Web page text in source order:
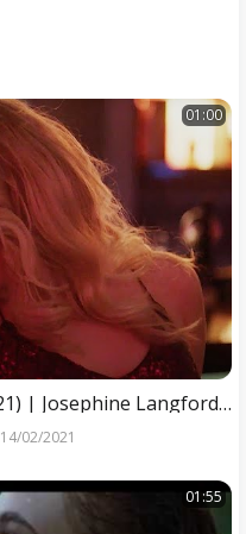
01:00
AFTER WE FELL Teaser #1 (2021) | Josephine Langford, Hero Fiennes Tiffin
14/02/2021
01:55